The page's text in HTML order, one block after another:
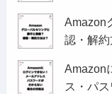
Amazon
認・解約
Amazon
ス・パ